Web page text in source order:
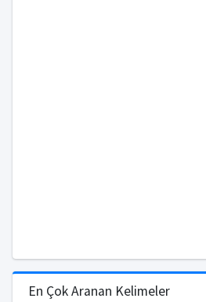
En Çok Aranan Kelimeler